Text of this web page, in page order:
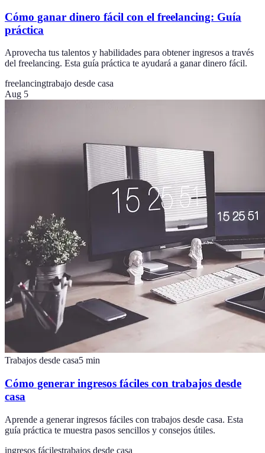
Cómo ganar dinero fácil con el freelancing: Guía
práctica
Aprovecha tus talentos y habilidades para obtener ingresos a través
del freelancing. Esta guía práctica te ayudará a ganar dinero fácil.
freelancingtrabajo desde casa
Aug 5
Trabajos desde casa5 min
Cómo generar ingresos fáciles con trabajos desde
casa
Aprende a generar ingresos fáciles con trabajos desde casa. Esta
guía práctica te muestra pasos sencillos y consejos útiles.
ingresos fácilestrabajos desde casa